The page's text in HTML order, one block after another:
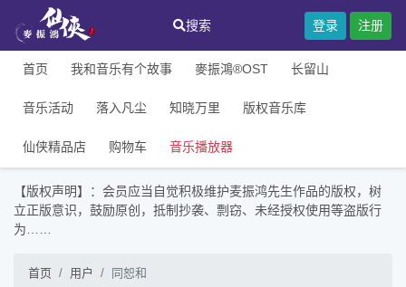
搜索 登录 注册
首页 我和音乐有个故事 麥振鴻®OST 长留山
音乐活动 落入凡尘 知晓万里 版权音乐库
仙侠精品店 购物车 音乐播放器
【版权声明】：会员应当自觉积极维护麦振鸿先生作品的版权，树
立正版意识，鼓励原创，抵制抄袭、剽窃、未经授权使用等盗版行
为……
首页 用户 同恕和